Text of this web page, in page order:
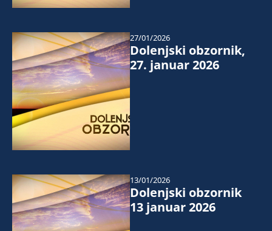
Dolenjski obzornik,
27. januar 2026
27/01/2026
Dolenjski obzornik
13 januar 2026
13/01/2026